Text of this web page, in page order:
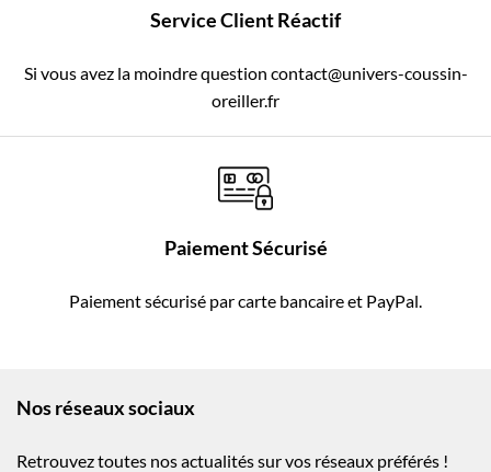
Service Client Réactif
Si vous avez la moindre question contact@univers-coussin-
oreiller.fr
Paiement Sécurisé
Paiement sécurisé par carte bancaire et PayPal.
Nos réseaux sociaux
Retrouvez toutes nos actualités sur vos réseaux préférés !